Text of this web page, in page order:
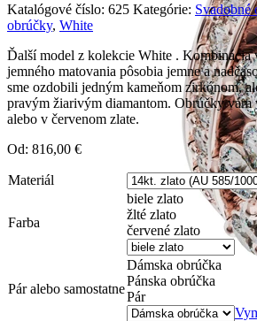
Katalógové číslo: 625 Kategórie: Svadobné
obrúčky, White
Ďalší model z kolekcie White . Kombinácia
jemného matovania pôsobia jemne a
sme ozdobili jedným kameňom zirkónom,
pravým žiarivým diamantom. Obrúčky vám
alebo v červenom zlate.
Od: 816,00 €
Materiál
Farba
biele zlato
žlté zlato
červené zlato
Pár alebo samostatne
Dámska obrúčka
Pánska obrúčka
Pár